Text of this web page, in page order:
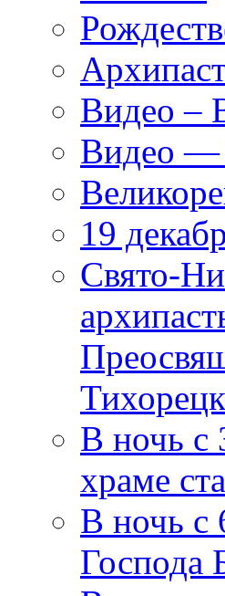
Видео –
Видео —
19
Cвято-
В ночь с
храме
В ночь с
Господа